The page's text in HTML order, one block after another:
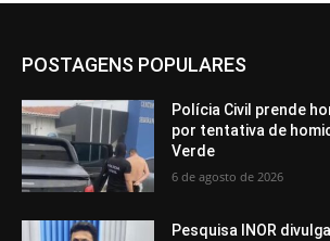
POSTAGENS POPULARES
Polícia Civil prende
por tentativa de
Verde
6 de agosto de 2026
Pesquisa INOR